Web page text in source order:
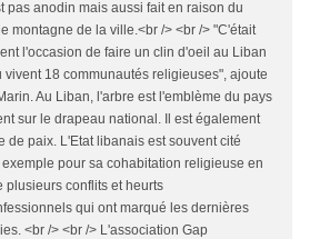
pas anodin mais aussi fait en raison du
montagne de la ville.<br /> <br /> "C'était
l'occasion de faire un clin d'oeil au Liban
vivent 18 communautés religieuses", ajoute
Au Liban, l'arbre est l'emblème du pays
sur le drapeau national. Il est également
de paix. L'Etat libanais est souvent cité
pour sa cohabitation religieuse en
plusieurs conflits et heurts
qui ont marqué les dernières
<br /> <br /> L'association Gap